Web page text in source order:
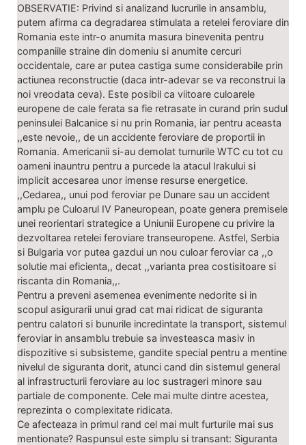
OBSERVATIE: Privind si analizand lucrurile in ansamblu,
putem afirma ca degradarea stimulata a retelei feroviare din
Romania este intr-o anumita masura binevenita pentru
companiile straine din domeniu si anumite cercuri
occidentale, care ar putea castiga sume considerabile prin
actiunea reconstructie (daca intr-adevar se va reconstrui la
noi vreodata ceva). Este posibil ca viitoare culoarele
europene de cale ferata sa fie retrasate in curand prin sudul
peninsulei Balcanice si nu prin Romania, iar pentru aceasta
,,este nevoie,, de un accidente feroviare de proportii in
Romania. Americanii si-au demolat turnurile WTC cu tot cu
oameni inauntru pentru a purcede la atacul Irakului si
implicit accesarea unor imense resurse energetice.
,,Cedarea,, unui pod feroviar pe Dunare sau un accident
amplu pe Culoarul IV Paneuropean, poate genera premisele
unei reorientari strategice a Uniunii Europene cu privire la
dezvoltarea retelei feroviare transeuropene. Astfel, Serbia
si Bulgaria vor putea gazdui un nou culoar feroviar ca ,,o
solutie mai eficienta,, decat ,,varianta prea costisitoare si
riscanta din Romania,,.
Pentru a preveni asemenea evenimente nedorite si in
scopul asigurarii unui grad cat mai ridicat de siguranta
pentru calatori si bunurile incredintate la transport, sistemul
feroviar in ansamblu trebuie sa investeasca masiv in
dispozitive si subsisteme, gandite special pentru a mentine
nivelul de siguranta dorit, atunci cand din sistemul general
al infrastructurii feroviare au loc sustrageri minore sau
partiale de componente. Cele mai multe dintre acestea,
reprezinta o complexitate ridicata.
Ce afecteaza in primul rand cel mai mult furturile mai sus
mentionate? Raspunsul este simplu si transant: Siguranta